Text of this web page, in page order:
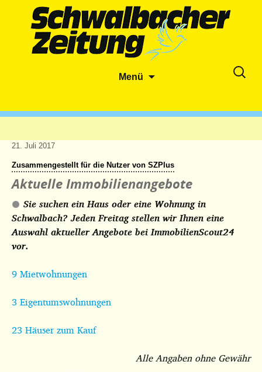
Menü
Suche
21. Juli 2017
Zusammengestellt für die Nutzer von SZPlus
Aktuelle Immobilienangebote
Sie suchen ein Haus oder eine Wohnung in
Schwalbach? Jeden Freitag stellen wir Ihnen eine
Auswahl aktueller Angebote bei ImmobilienScout24
vor.
9 Mietwohnungen
3 Eigentumswohnungen
23 Häuser zum Kauf
Alle Angaben ohne Gewähr